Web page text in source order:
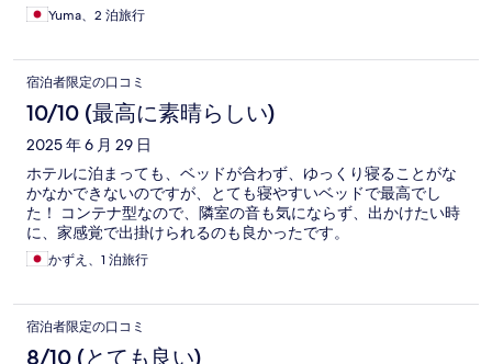
Yuma、2 泊旅行
宿泊者限定の口コミ
10/10 (最高に素晴らしい)
2025 年 6 月 29 日
ホテルに泊まっても、ベッドが合わず、ゆっくり寝ることがな
かなかできないのですが、とても寝やすいベッドで最高でし
た！ コンテナ型なので、隣室の音も気にならず、出かけたい時
に、家感覚で出掛けられるのも良かったです。
かずえ、1 泊旅行
宿泊者限定の口コミ
8/10 (とても良い)